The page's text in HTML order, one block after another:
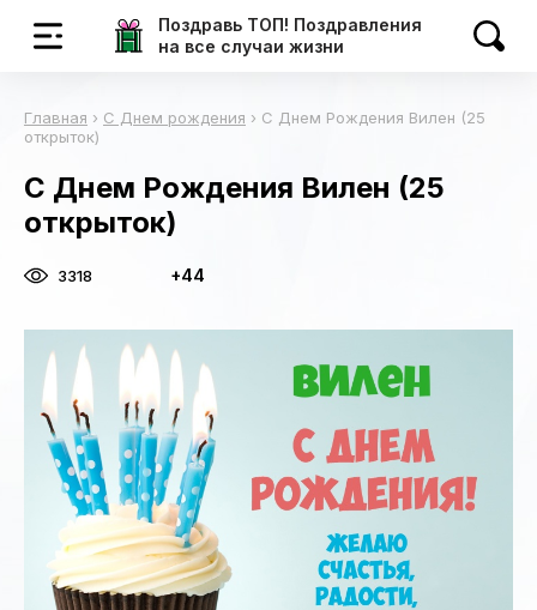
Поздравь ТОП! Поздравления
на все случаи жизни
Главная › С Днем рождения › С Днем Рождения Вилен (25
открыток)
С Днем Рождения Вилен (25
открыток)
3318 +44